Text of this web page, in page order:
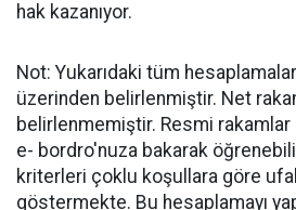
hak kazanıyor.
Not: Yukarıdaki tüm
üzerinden belirlenmiştir. Net
belirlenmemiştir. Resmi
e- bordro'nuza bakarak
kriterleri çoklu koşullara göre
göstermekte. Bu hesaplamayı